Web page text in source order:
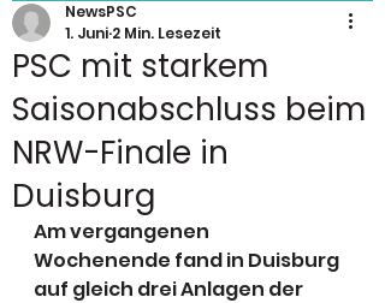
PSC mit starkem
Saisonabschluss beim
NRW-Finale in
Duisburg
NewsPSC
1. Juni 2 Min. Lesezeit
Am vergangenen
Wochenende fand in Duisburg
auf gleich drei Anlagen der